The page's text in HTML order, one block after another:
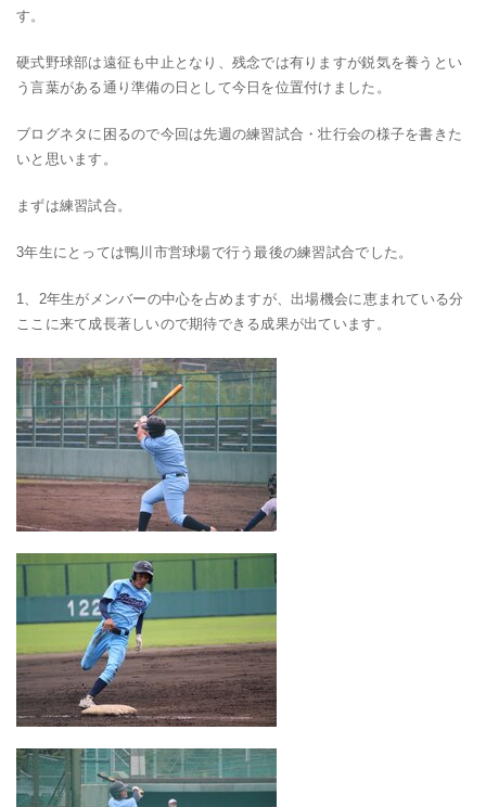
す。
硬式野球部は遠征も中止となり、残念では有りますが鋭気を養うとい
う言葉がある通り準備の日として今日を位置付けました。
ブログネタに困るので今回は先週の練習試合・壮行会の様子を書きた
いと思います。
まずは練習試合。
3年生にとっては鴨川市営球場で行う最後の練習試合でした。
1、2年生がメンバーの中心を占めますが、出場機会に恵まれている分
ここに来て成長著しいので期待できる成果が出ています。